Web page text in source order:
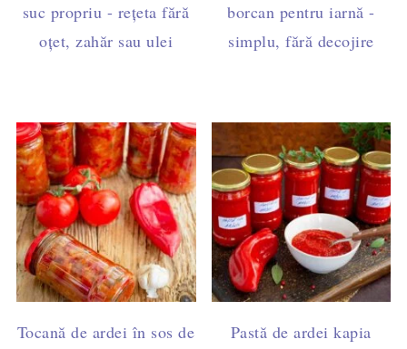
suc propriu - rețeta fără
oțet, zahăr sau ulei
borcan pentru iarnă -
simplu, fără decojire
Tocană de ardei în sos de
Pastă de ardei kapia